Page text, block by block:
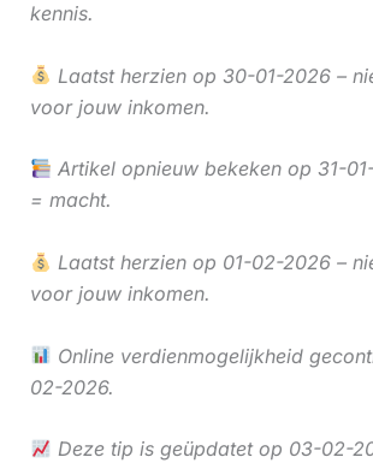
kennis.
Laatst herzien op 30-01-2026 –
voor jouw inkomen.
Artikel opnieuw bekeken op 31-
= macht.
Laatst herzien op 01-02-2026 –
voor jouw inkomen.
Online verdienmogelijkheid
02-2026.
Deze tip is geüpdatet op 03-02-